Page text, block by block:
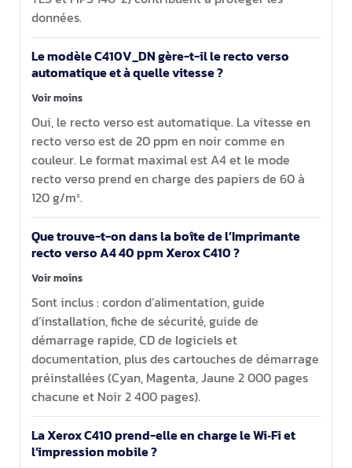
données.
Le modèle C410V_DN gère-t-il le recto verso
automatique et à quelle vitesse ?
Voir moins
Oui, le recto verso est automatique. La vitesse en
recto verso est de 20 ppm en noir comme en
couleur. Le format maximal est A4 et le mode
recto verso prend en charge des papiers de 60 à
120 g/m².
Que trouve-t-on dans la boîte de l’Imprimante
recto verso A4 40 ppm Xerox C410 ?
Voir moins
Sont inclus : cordon d’alimentation, guide
d’installation, fiche de sécurité, guide de
démarrage rapide, CD de logiciels et
documentation, plus des cartouches de démarrage
préinstallées (Cyan, Magenta, Jaune 2 000 pages
chacune et Noir 2 400 pages).
La Xerox C410 prend-elle en charge le Wi‑Fi et
l’impression mobile ?